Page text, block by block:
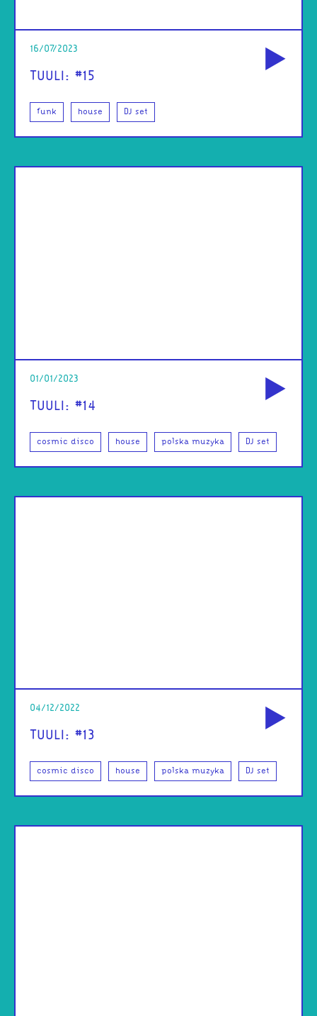
16/07/2023
TUULI: #15
funk house DJ set
01/01/2023
TUULI: #14
cosmic disco house polska muzyka DJ set
04/12/2022
TUULI: #13
cosmic disco house polska muzyka DJ set